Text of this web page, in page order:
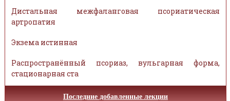
Дистальная межфаланговая псориатическая
артропатия
Экзема истинная
Распространённый псориаз, вульгарная форма,
стационарная ста
Последние добавленные лекции